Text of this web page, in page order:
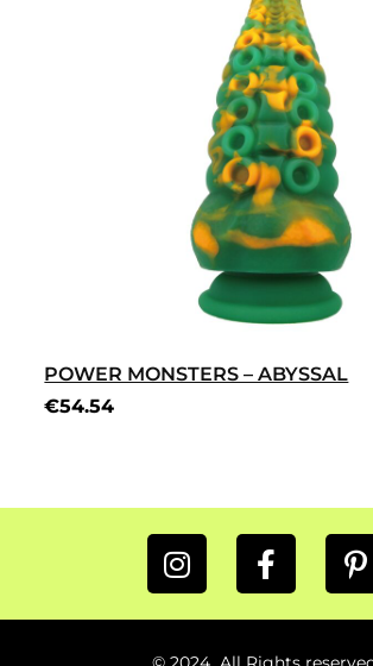
POWER MONSTERS – ABYSSAL
€54.54